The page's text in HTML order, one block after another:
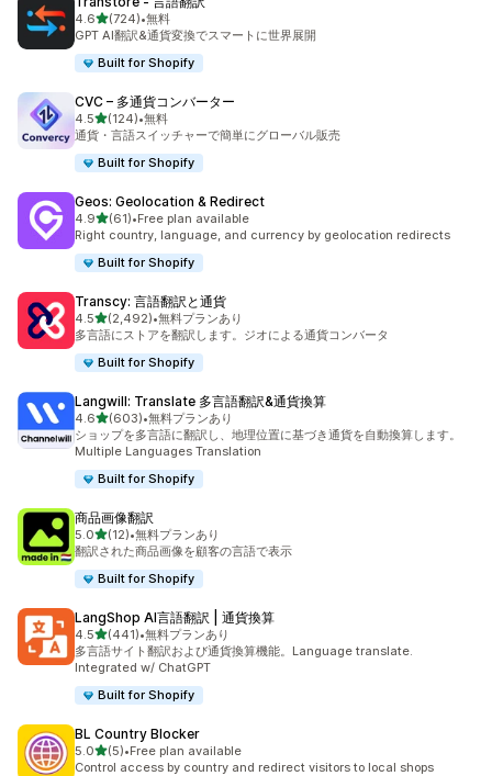
4.65つ星中
(724)
合計レビュー数：724件
•無料
GPT AI翻訳&通貨変換でスマートに世界展開
Built for Shopify
CVC – 多通貨コンバーター
4.55つ星中
(124)
合計レビュー数：124件
•無料
通貨・言語スイッチャーで簡単にグローバル販売
Built for Shopify
Geos: Geolocation & Redirect
4.95つ星中
(61)
合計レビュー数：61件
•Free plan available
Right country, language, and currency by geolocation redirects
Built for Shopify
Transcy: 言語翻訳と通貨
4.55つ星中
(2,492)
合計レビュー数：2492件
•無料プランあり
多言語にストアを翻訳します。ジオによる通貨コンバータ
Built for Shopify
Langwill: Translate 多言語翻訳&通貨換算
4.65つ星中
(603)
合計レビュー数：603件
•無料プランあり
ショップを多言語に翻訳し、地理位置に基づき通貨を自動換算します。
Multiple Languages Translation
Built for Shopify
商品画像翻訳
5.05つ星中
(12)
合計レビュー数：12件
•無料プランあり
翻訳された商品画像を顧客の言語で表示
Built for Shopify
LangShop AI言語翻訳 | 通貨換算
4.55つ星中
(441)
合計レビュー数：441件
•無料プランあり
多言語サイト翻訳および通貨換算機能。Language translate.
Integrated w/ ChatGPT
Built for Shopify
BL Country Blocker
5.05つ星中
(5)
合計レビュー数：5件
•Free plan available
Control access by country and redirect visitors to local shops